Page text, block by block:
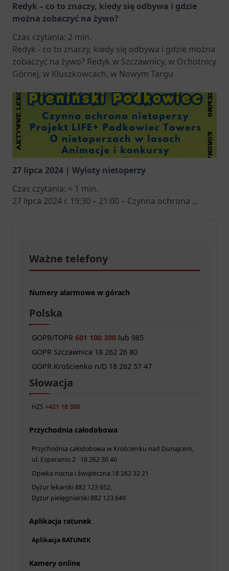
Redyk – co to znaczy, kiedy się odbywa i gdzie
można zobaczyć na żywo?
Czas czytania: 2 min.
Redyk - co to znaczy, kiedy się odbywa i gdzie można
zobaczyć na żywo? Redyk w Szczawnicy, w Ochotnicy
Górnej, w Kluszkowcach, w Nowym Targu
27 lipca 2024 | Wyloty nietoperzy
Czas czytania: < 1 min.
27 lipca 2024 r. 19:30 – 21:00 – Czynna ochrona ...
Ważne telefony
Numery alarmowe w górach
Polska
GOPR/TOPR601 100 300 lub 985
GOPR Szczawnica 18 262 26 80
GOPR Krościenko n/D 18 262 57 47
Słowacja
HZS +421 18 300
Przychodnia całodobowa
Przychodnia całodobowa w Krościenku nad Dunajcem,
ul. Esperanto 2 18 262 30 46
Opieka nocna i świąteczna 18 262 32 21
Dyżur lekarski 882 123 652,
Dyżur pielęgniarski 882 123 649
Aplikacja ratunek
Aplikacja RATUNEK
Kamery online